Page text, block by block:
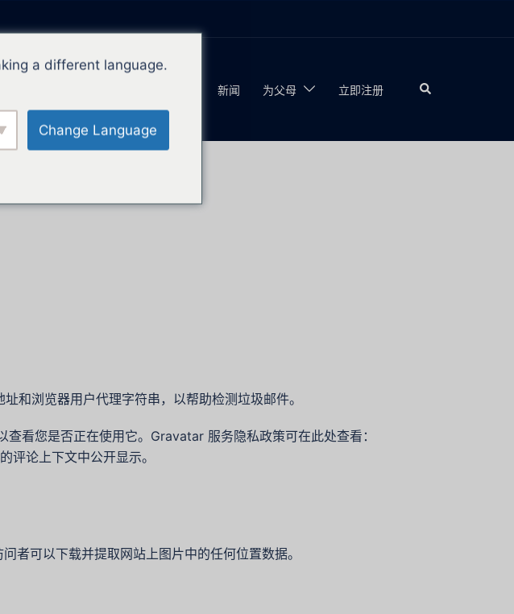
新闻 为父母 立即注册
和浏览器用户代理字符串，以帮助检测垃圾邮件。
看您是否正在使用它。Gravatar 服务隐私政策可在此处查看：
论上下文中公开显示。
者可以下载并提取网站上图片中的任何位置数据。
a different language.
Change Language